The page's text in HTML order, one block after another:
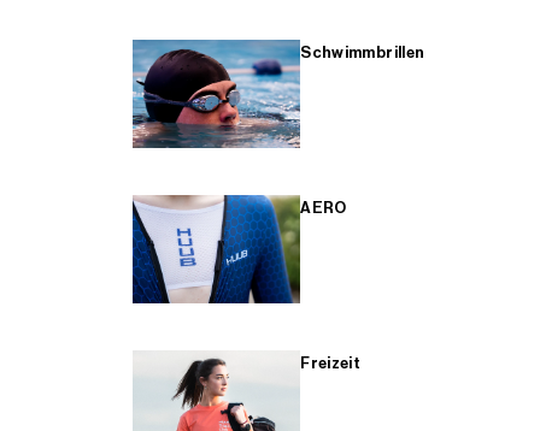
Schwimmbrillen
AERO
Freizeit